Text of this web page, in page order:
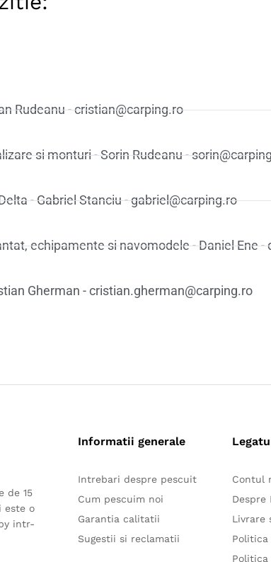
Rudeanu - cristian@carping.ro
si monturi - Sorin Rudeanu -
- Gabriel Stanciu - gabriel@carping.ro
echipamente si navomodele - Daniel Ene
Gherman - cristian.gherman@carping.ro
de 15
este o
intr-
Informatii generale
Intrebari despre pescuit
Cum pescuim noi
Garantia calitatii
Sugestii si reclamatii
Contul
Despre
Livrare
Politica